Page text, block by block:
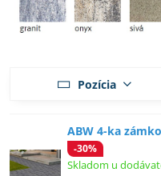
Pozícia
ABW 4-ka
-30%
Skladom u